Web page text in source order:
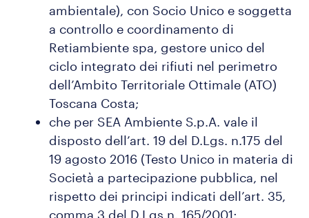
ambientale), con Socio Unico e soggetta
a controllo e coordinamento di
Retiambiente spa, gestore unico del
ciclo integrato dei rifiuti nel perimetro
dell’Ambito Territoriale Ottimale (ATO)
Toscana Costa;
che per SEA Ambiente S.p.A. vale il
disposto dell’art. 19 del D.Lgs. n.175 del
19 agosto 2016 (Testo Unico in materia di
Società a partecipazione pubblica, nel
rispetto dei principi indicati dell’art. 35,
comma 3 del D.Lgs n. 165/2001;